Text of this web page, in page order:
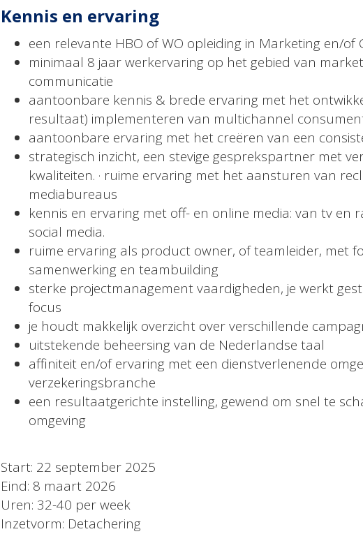
Kennis en ervaring
een relevante HBO of WO opleiding in Marketing en/of
minimaal 8 jaar werkervaring op het gebied van
communicatie
aantoonbare kennis & brede ervaring met het
resultaat) implementeren van multichannel
aantoonbare ervaring met het creëren van een
strategisch inzicht, een stevige gesprekspartner met
kwaliteiten. · ruime ervaring met het aansturen van
mediabureaus
kennis en ervaring met off- en online media: van tv en
social media.
ruime ervaring als product owner, of teamleider, met
samenwerking en teambuilding
sterke projectmanagement vaardigheden, je werkt
focus
je houdt makkelijk overzicht over verschillende
uitstekende beheersing van de Nederlandse taal
affiniteit en/of ervaring met een dienstverlenende
verzekeringsbranche
een resultaatgerichte instelling, gewend om snel te
omgeving
Start: 22 september 2025
Eind: 8 maart 2026
Uren: 32-40 per week
Inzetvorm: Detachering